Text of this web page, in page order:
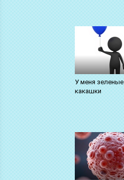
У меня зеленые
какашки